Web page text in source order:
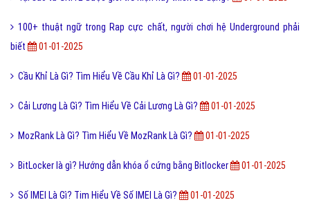
100+ thuật ngữ trong Rap cực chất, người chơi hệ Underground phải
biết
01-01-2025
Cầu Khỉ Là Gì? Tìm Hiểu Về Cầu Khỉ Là Gì? 01-01-2025
Cải Lương Là Gì? Tìm Hiểu Về Cải Lương Là Gì? 01-01-2025
MozRank Là Gì? Tìm Hiểu Về MozRank Là Gì? 01-01-2025
BitLocker là gì? Hướng dẫn khóa ổ cứng bằng Bitlocker 01-01-2025
Số IMEI Là Gì? Tim Hiểu Về Số IMEI Là Gì? 01-01-2025